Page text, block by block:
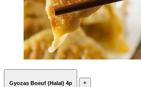
Gyozas Boeuf (Halal) 4p +